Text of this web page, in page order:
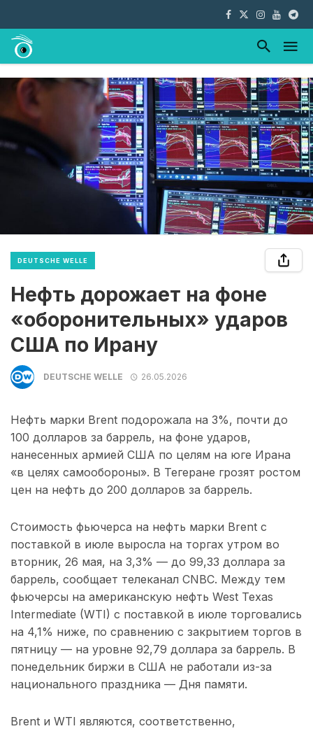
DEUTSCHE WELLE
Нефть дорожает на фоне
«оборонительных» ударов
США по Ирану
DEUTSCHE WELLE 26.05.2026
Нефть марки Brent подорожала на 3%, почти до
100 долларов за баррель, на фоне ударов,
нанесенных армией США по целям на юге Ирана
«в целях самообороны». В Тегеране грозят ростом
цен на нефть до 200 долларов за баррель.
Стоимость фьючерса на нефть марки Brent с
поставкой в ​​июле выросла на торгах утром во
вторник, 26 мая, на 3,3% — до 99,33 доллара за
баррель, сообщает телеканал CNBC. Между тем
фьючерсы на американскую нефть West Texas
Intermediate (WTI) с поставкой в ​​июле торговались
на 4,1% ниже, по сравнению с закрытием торгов в
пятницу — на уровне 92,79 доллара за баррель. В
понедельник биржи в США не работали из-за
национального праздника — Дня памяти.
Brent и WTI являются, соответственно,